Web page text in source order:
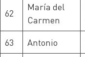
62
María del
Carmen
63
Antonio